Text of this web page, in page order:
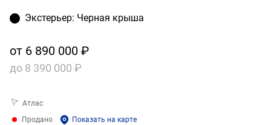
Экстерьер: Черная крыша
от 6 890 000 ₽
до 8 390 000 ₽
Атлас
Продано
Показать на карте